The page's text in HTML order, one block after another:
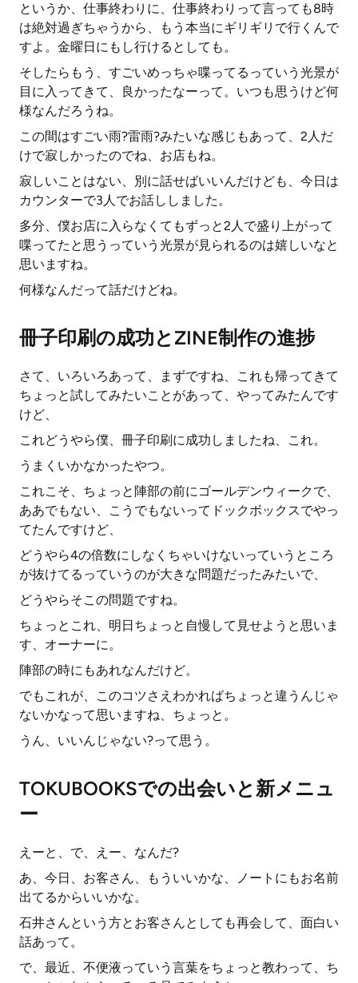
というか、仕事終わりに、仕事終わりって言っても8時
は絶対過ぎちゃうから、もう本当にギリギリで行くんで
すよ。金曜日にもし行けるとしても。
そしたらもう、すごいめっちゃ喋ってるっていう光景が
目に入ってきて、良かったなーって。いつも思うけど何
様なんだろうね。
この間はすごい雨?雷雨?みたいな感じもあって、2人だ
けで寂しかったのでね、お店もね。
寂しいことはない、別に話せばいいんだけども、今日は
カウンターで3人でお話ししました。
多分、僕お店に入らなくてもずっと2人で盛り上がって
喋ってたと思うっていう光景が見られるのは嬉しいなと
思いますね。
何様なんだって話だけどね。
冊子印刷の成功とZINE制作の進捗
さて、いろいろあって、まずですね、これも帰ってきて
ちょっと試してみたいことがあって、やってみたんです
けど、
これどうやら僕、冊子印刷に成功しましたね、これ。
うまくいかなかったやつ。
これこそ、ちょっと陣部の前にゴールデンウィークで、
ああでもない、こうでもないってドックボックスでやっ
てたんですけど、
どうやら4の倍数にしなくちゃいけないっていうところ
が抜けてるっていうのが大きな問題だったみたいで、
どうやらそこの問題ですね。
ちょっとこれ、明日ちょっと自慢して見せようと思いま
す、オーナーに。
陣部の時にもあれなんだけど。
でもこれが、このコツさえわかればちょっと違うんじゃ
ないかなって思いますね、ちょっと。
うん、いいんじゃない?って思う。
TOKUBOOKSでの出会いと新メニュ
ー
えーと、で、えー、なんだ?
あ、今日、お客さん、もういいかな、ノートにもお名前
出てるからいいかな。
石井さんという方とお客さんとしても再会して、面白い
話あって。
で、最近、不便液っていう言葉をちょっと教わって、ち